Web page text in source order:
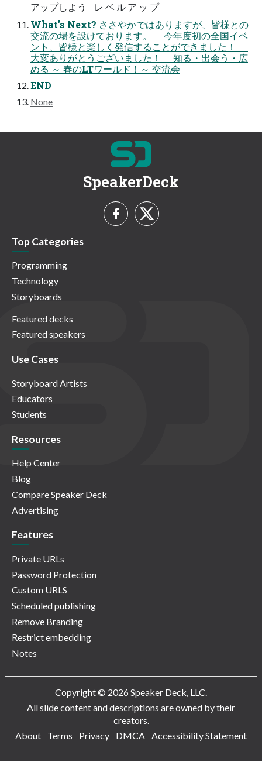
アップしよう レ ベ ル ア ッ プ
What’s Next? ささやかではありますが、皆様との
交流の場を設けております。 今年度初の全国イベ
ント、皆様と楽しく発信することができました！
大変ありがとうございました！ 知る・出会う・広
める ～ 春のLTワールド！～ 交流会
END
None
SpeakerDeck
Top Categories
Programming
Technology
Storyboards
Featured decks
Featured speakers
Use Cases
Storyboard Artists
Educators
Students
Resources
Help Center
Blog
Compare Speaker Deck
Advertising
Features
Private URLs
Password Protection
Custom URLS
Scheduled publishing
Remove Branding
Restrict embedding
Notes
Copyright © 2026 Speaker Deck, LLC.
All slide content and descriptions are owned by their
creators.
About
Terms Privacy DMCA Accessibility Statement